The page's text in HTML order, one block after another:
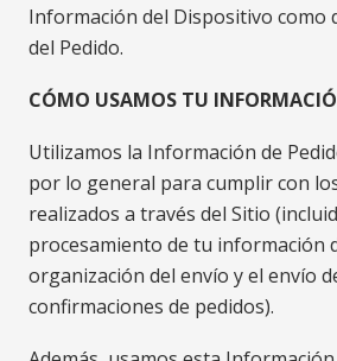
Información del Dispositivo como
del Pedido.
CÓMO USAMOS TU
Utilizamos la Información de
por lo general para cumplir con
realizados a través del Sitio
procesamiento de tu información
organización del envío y el envío
confirmaciones de pedidos).